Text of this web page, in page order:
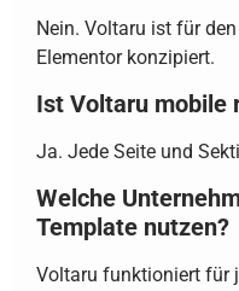
Nein. Voltaru ist für
Elementor konzipiert.
Ist Voltaru mobile
Ja. Jede Seite und
Welche
Template nutzen?
Voltaru funktioniert für